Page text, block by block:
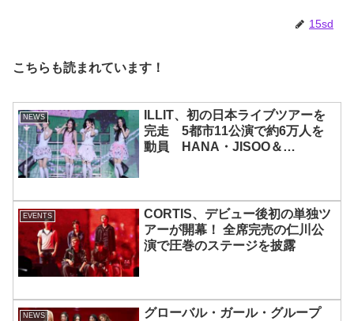
15sd
こちらも読まれています！
NEWS
ILLIT、初の日本ライブツアーを
完走 5都市11公演で約6万人を
動員 HANA・JISOO＆
EVENTS
CORTIS、デビュー後初の単独ツ
アーが開幕！ 全席完売の仁川公
演で圧巻のステージを披露
NEWS
グローバル・ガール・グループ